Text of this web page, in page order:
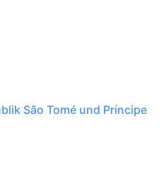
São Tomé und Príncipe